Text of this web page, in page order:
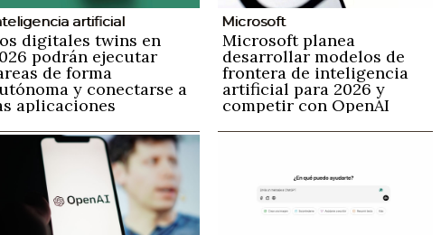
artificial
digitales twins en
podrán ejecutar
de forma
y conectarse a
aplicaciones
Microsoft
Microsoft planea
desarrollar modelos de
frontera de inteligencia
artificial para 2026 y
competir con OpenAI